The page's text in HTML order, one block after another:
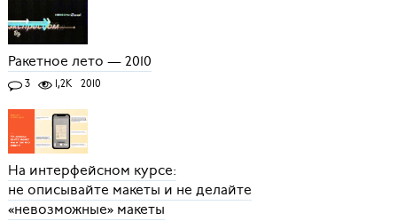
Ракетное лето — 2010
3 1,2K 2010
На интерфейсном курсе:
не описывайте макеты и не делайте
«невозможные» макеты